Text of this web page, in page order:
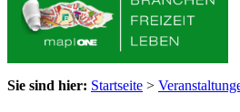
Sie sind hier: Startseite >